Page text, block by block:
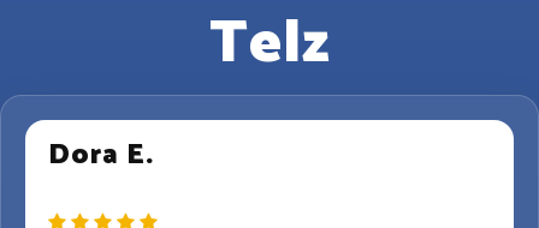
Telz
Dora E.